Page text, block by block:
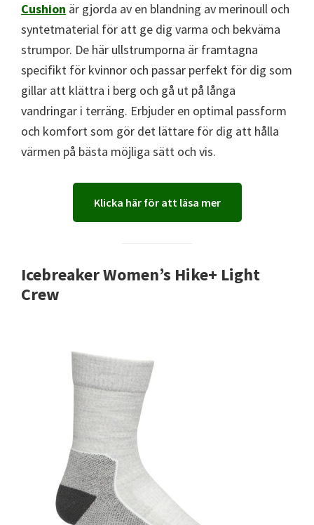
Cushion är gjorda av en blandning av merinoull och
syntetmaterial för att ge dig varma och bekväma
strumpor. De här ullstrumporna är framtagna
specifikt för kvinnor och passar perfekt för dig som
gillar att klättra i berg och gå ut på långa
vandringar i terräng. Erbjuder en optimal passform
och komfort som gör det lättare för dig att hålla
värmen på bästa möjliga sätt och vis.
Klicka här för att läsa mer
Icebreaker Women’s Hike+ Light
Crew